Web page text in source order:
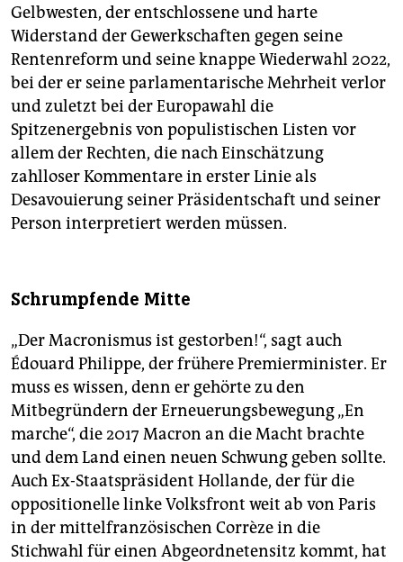
Gelbwesten, der entschlossene und harte
Widerstand der Gewerkschaften gegen seine
Rentenreform und seine knappe Wiederwahl 2022,
bei der er seine parlamentarische Mehrheit verlor
und zuletzt bei der Europawahl die
Spitzenergebnis von populistischen Listen vor
allem der Rechten, die nach Einschätzung
zahlloser Kommentare in erster Linie als
Desavouierung seiner Präsidentschaft und seiner
Person interpretiert werden müssen.
Schrumpfende Mitte
„Der Macronismus ist gestorben!“, sagt auch
Édouard Philippe, der frühere Premierminister. Er
muss es wissen, denn er gehörte zu den
Mitbegründern der Erneuerungsbewegung „En
marche“, die 2017 Macron an die Macht brachte
und dem Land einen neuen Schwung geben sollte.
Auch Ex-Staatspräsident Hollande, der für die
oppositionelle linke Volksfront weit ab von Paris
in der mittelfranzösischen Corrèze in die
Stichwahl für einen Abgeordnetensitz kommt, hat